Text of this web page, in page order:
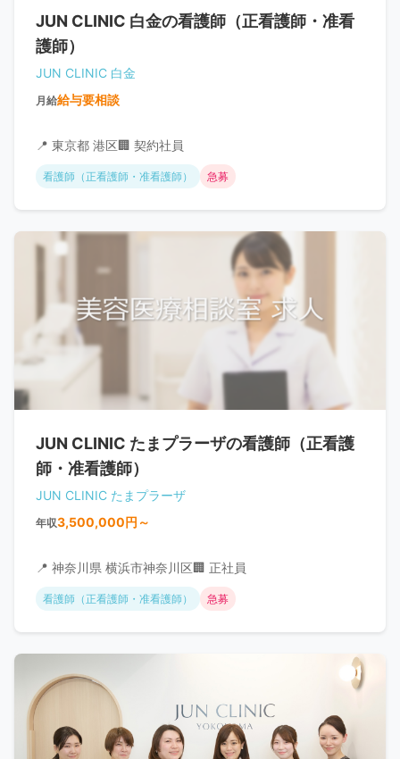
JUN CLINIC 白金の看護師（正看護師・准看
護師）
JUN CLINIC 白金
月給給与要相談
📍 東京都 港区🏢 契約社員
看護師（正看護師・准看護師） 急募
JUN CLINIC たまプラーザの看護師（正看護
師・准看護師）
JUN CLINIC たまプラーザ
年収3,500,000円～
📍 神奈川県 横浜市神奈川区🏢 正社員
看護師（正看護師・准看護師） 急募